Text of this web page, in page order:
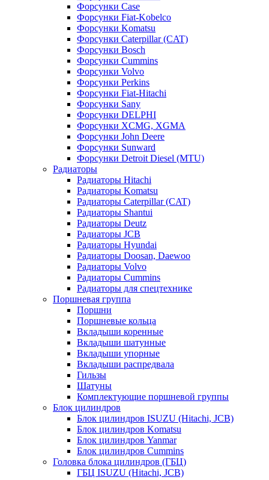
Форсунки Case
Форсунки Fiat-Kobelco
Форсунки Komatsu
Форсунки Caterpillar (CAT)
Форсунки Bosch
Форсунки Cummins
Форсунки Volvo
Форсунки Perkins
Форсунки Fiat-Hitachi
Форсунки Sany
Форсунки DELPHI
Форсунки XCMG, XGMA
Форсунки John Deere
Форсунки Sunward
Форсунки Detroit Diesel (MTU)
Радиаторы
Радиаторы Hitachi
Радиаторы Komatsu
Радиаторы Caterpillar (CAT)
Радиаторы Shantui
Радиаторы Deutz
Радиаторы JCB
Радиаторы Hyundai
Радиаторы Doosan, Daewoo
Радиаторы Volvo
Радиаторы Cummins
Радиаторы для спецтехнике
Поршневая группа
Поршни
Поршневые кольца
Вкладыши коренные
Вкладыши шатунные
Вкладыши упорные
Вкладыши распредвала
Гильзы
Шатуны
Комплектующие поршневой группы
Блок цилиндров
Блок цилиндров ISUZU (Hitachi, JCB)
Блок цилиндров Komatsu
Блок цилиндров Yanmar
Блок цилиндров Cummins
Головка блока цилиндров (ГБЦ)
ГБЦ ISUZU (Hitachi, JCB)